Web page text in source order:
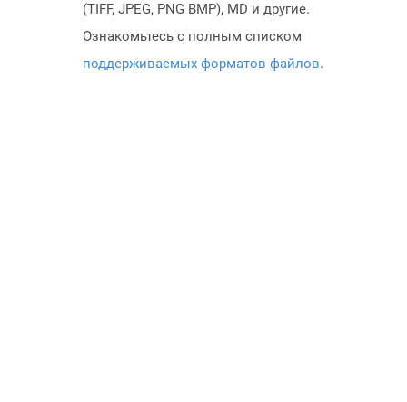
(TIFF, JPEG, PNG BMP), MD и другие.
Ознакомьтесь с полным списком
поддерживаемых форматов файлов.